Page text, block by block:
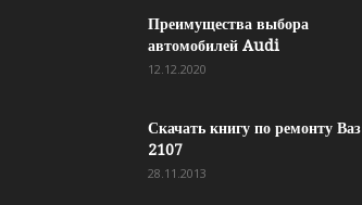
Преимущества выбора
автомобилей Audi
12.12.2020
Скачать книгу по ремонту Ваз
2107
28.11.2013